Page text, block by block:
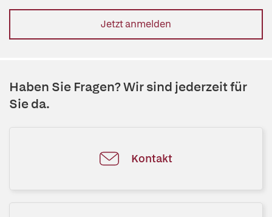
Jetzt anmelden
Haben Sie Fragen? Wir sind jederzeit für
Sie da.
Kontakt